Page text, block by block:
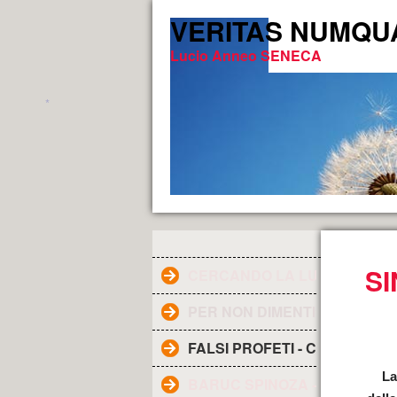
VERITAS
Lucio Anneo SENECA
CERCANDO LA LUCE DELLA
FALSI PROFETI - CHI SONO ?
BARUC SPINOZA - Filosofo